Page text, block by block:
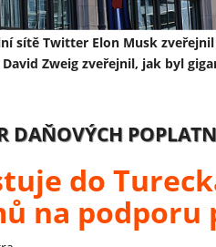
sítě Twitter Elon Musk
Zweig zveřejnil, jak byl
DAŇOVÝCH
do
na podporu